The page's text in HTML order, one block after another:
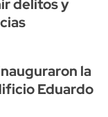
delitos y
la
Eduardo